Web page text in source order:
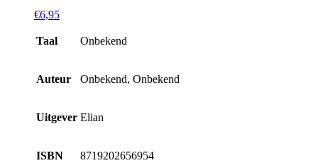
€6,95
Taal Onbekend
Auteur Onbekend, Onbekend
Uitgever Elian
ISBN 8719202656954